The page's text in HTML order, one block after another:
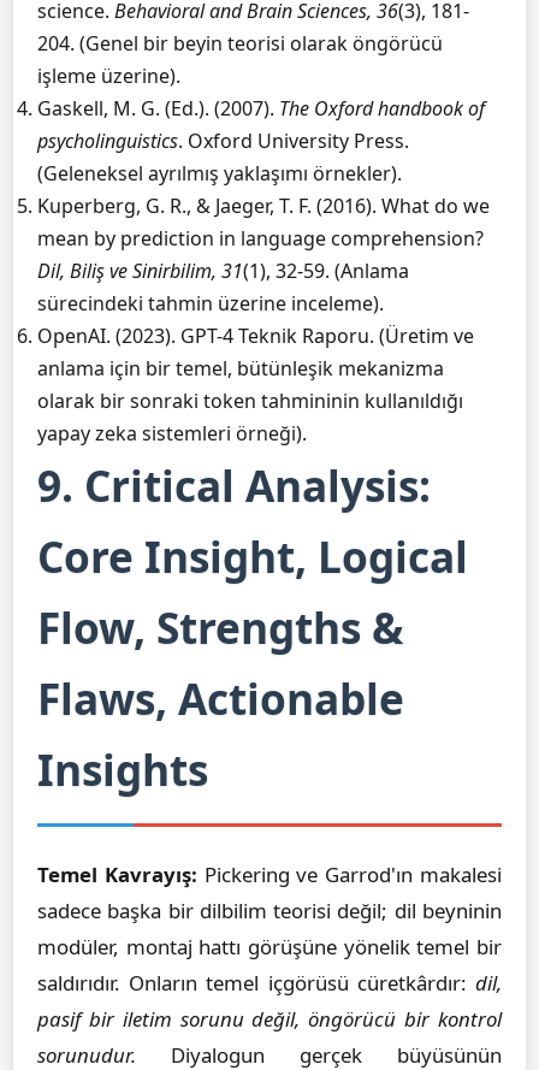
science. Behavioral and Brain Sciences, 36(3), 181-
204. (Genel bir beyin teorisi olarak öngörücü
işleme üzerine).
Gaskell, M. G. (Ed.). (2007). The Oxford handbook of
psycholinguistics. Oxford University Press.
(Geleneksel ayrılmış yaklaşımı örnekler).
Kuperberg, G. R., & Jaeger, T. F. (2016). What do we
mean by prediction in language comprehension?
Dil, Biliş ve Sinirbilim, 31(1), 32-59. (Anlama
sürecindeki tahmin üzerine inceleme).
OpenAI. (2023). GPT-4 Teknik Raporu. (Üretim ve
anlama için bir temel, bütünleşik mekanizma
olarak bir sonraki token tahmininin kullanıldığı
yapay zeka sistemleri örneği).
9. Critical Analysis:
Core Insight, Logical
Flow, Strengths &
Flaws, Actionable
Insights
Temel Kavrayış: Pickering ve Garrod'ın makalesi
sadece başka bir dilbilim teorisi değil; dil beyninin
modüler, montaj hattı görüşüne yönelik temel bir
saldırıdır. Onların temel içgörüsü cüretkârdır: dil,
pasif bir iletim sorunu değil, öngörücü bir kontrol
sorunudur. Diyalogun gerçek büyüsünün